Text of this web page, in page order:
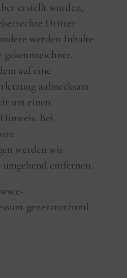
erstellt wurden,
Dritter
werden Inhalte
auf eine
aufmerksam
um einen
Bei
werden wir
entfernen.
generator.html